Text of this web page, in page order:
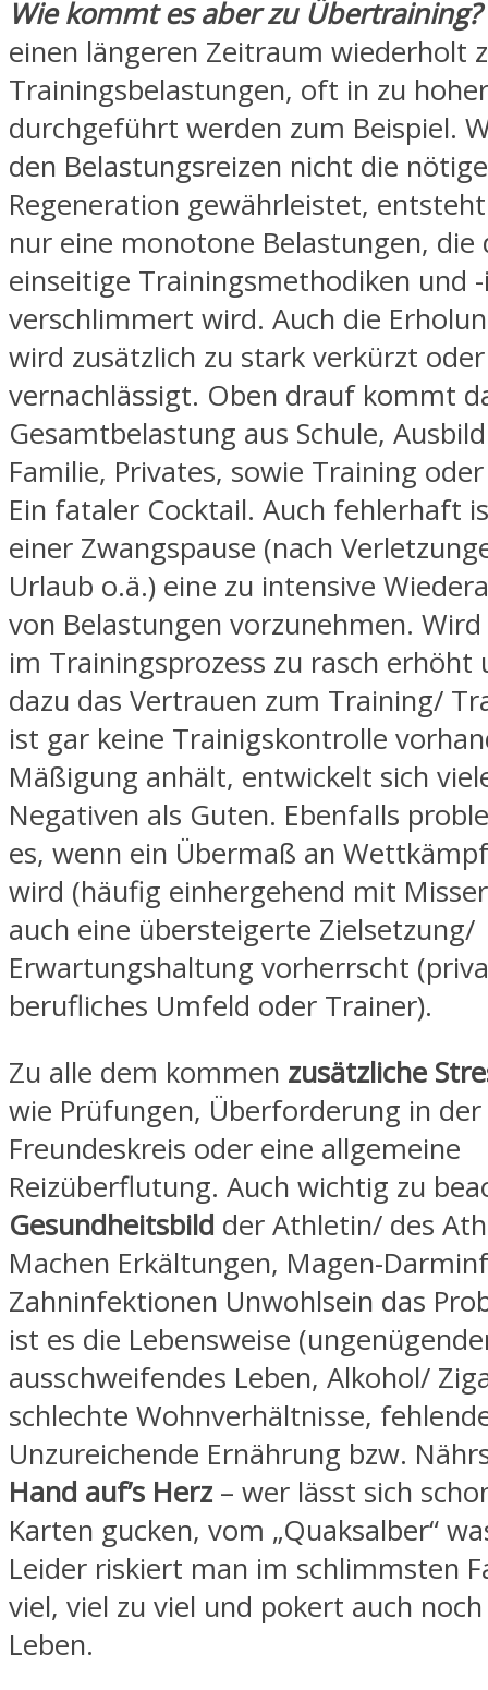
Wie kommt es aber zu Übertraining?
einen längeren Zeitraum wiederholt
Trainingsbelastungen, oft in zu
durchgeführt werden zum Beispiel.
den Belastungsreizen nicht die nötige
Regeneration gewährleistet,
nur eine monotone Belastungen, die
einseitige Trainingsmethodiken und
verschlimmert wird. Auch die
wird zusätzlich zu stark verkürzt
vernachlässigt. Oben drauf kommt
Gesamtbelastung aus Schule,
Familie, Privates, sowie Training
Ein fataler Cocktail. Auch fehlerhaft
einer Zwangspause (nach
Urlaub o.ä.) eine zu intensive
von Belastungen vorzunehmen.
im Trainingsprozess zu rasch erhöht
dazu das Vertrauen zum Training/
ist gar keine Trainigskontrolle
Mäßigung anhält, entwickelt sich
Negativen als Guten. Ebenfalls
es, wenn ein Übermaß an
wird (häufig einhergehend mit
auch eine übersteigerte Zielsetzung/
Erwartungshaltung vorherrscht
berufliches Umfeld oder Trainer).
Zu alle dem kommen zusätzliche
wie Prüfungen, Überforderung in
Freundeskreis oder eine allgemeine
Reizüberflutung. Auch wichtig zu
Gesundheitsbild der Athletin/ des
Machen Erkältungen, Magen-
Zahninfektionen Unwohlsein das
ist es die Lebensweise
ausschweifendes Leben, Alkohol/
schlechte Wohnverhältnisse,
Unzureichende Ernährung bzw.
Hand auf’s Herz – wer lässt sich
Karten gucken, vom „Quaksalber“
Leider riskiert man im schlimmsten
viel, viel zu viel und pokert auch
Leben.